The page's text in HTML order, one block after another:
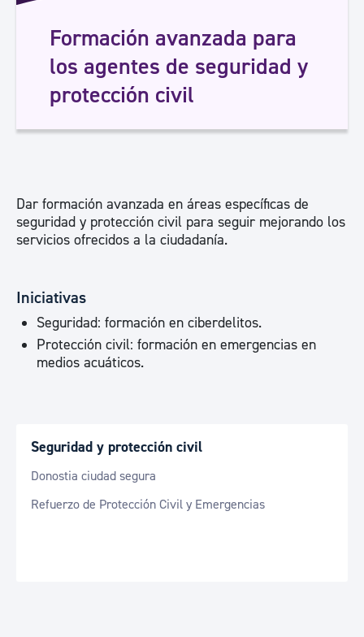
Formación avanzada para
los agentes de seguridad y
protección civil
Dar formación avanzada en áreas específicas de
seguridad y protección civil para seguir mejorando los
servicios ofrecidos a la ciudadanía.
Iniciativas
Seguridad: formación en ciberdelitos.
Protección civil: formación en emergencias en
medios acuáticos.
Seguridad y protección civil
Donostia ciudad segura
Refuerzo de Protección Civil y Emergencias